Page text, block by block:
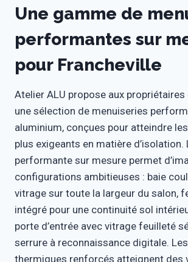
Une gamme de
performantes sur
pour Francheville
Atelier ALU propose aux propriétaires
une sélection de menuiseries
aluminium, conçues pour atteindre
plus exigeants en matière d’isolation.
performante sur mesure permet
configurations ambitieuses : baie
vitrage sur toute la largeur du salon,
intégré pour une continuité sol
porte d’entrée avec vitrage feuilleté
serrure à reconnaissance digitale.
thermiques renforcés atteignent des